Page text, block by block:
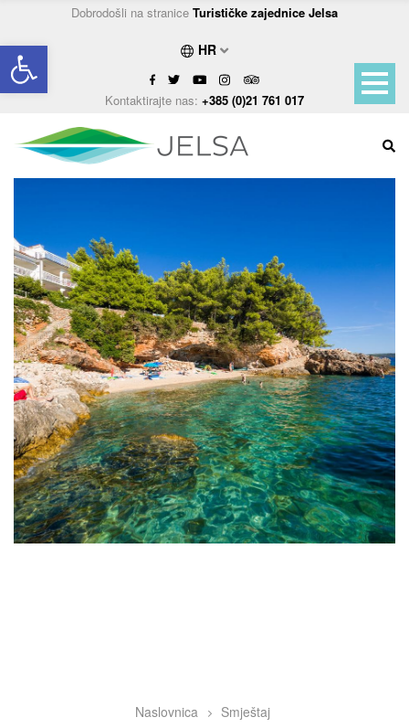
Open toolbar
Dobrodošli na stranice Turističke zajednice Jelsa
HR
Kontaktirajte nas: +385 (0)21 761 017
BreadcrumbNaslovnica Smještaj